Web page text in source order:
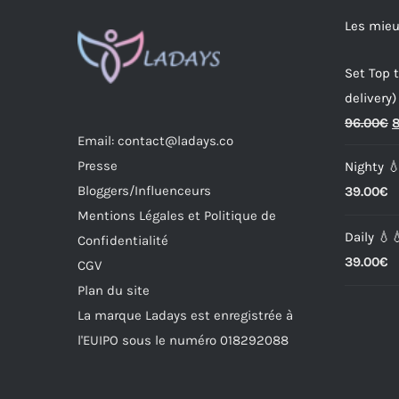
Email: contact@ladays.co
Presse
Bloggers/Influenceurs
Mentions Légales et Politique de
Confidentialité
CGV
Plan du site
La marque Ladays est enregistrée à
l'EUIPO sous le numéro 018292088
Les
Set Top
delivery)
96.00€
Nighty
39.00€
Daily
39.00€